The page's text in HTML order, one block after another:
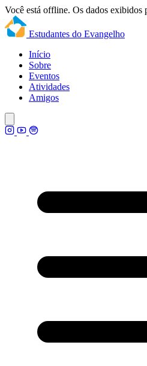
Você está offline. Os dados exibidos
Estudantes do Evangelho
Início
Sobre
Eventos
Atividades
Amigos